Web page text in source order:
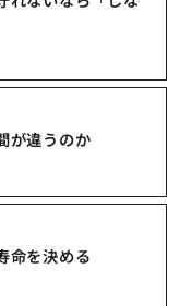
が違うのか
命を決める